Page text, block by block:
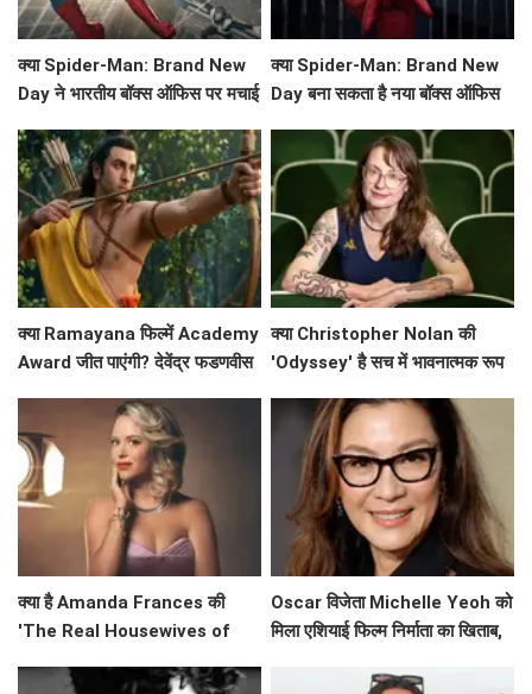
क्या Spider-Man: Brand New
Day ने भारतीय बॉक्स ऑफिस पर मचाई
क्या Spider-Man: Brand New
Day बना सकता है नया बॉक्स ऑफिस
क्या Ramayana फिल्में Academy
Award जीत पाएंगी? देवेंद्र फडणवीस
क्या Christopher Nolan की
'Odyssey' है सच में भावनात्मक रूप
समीक्षा
क्या है Amanda Frances की
'The Real Housewives of
Oscar विजेता Michelle Yeoh को
मिला एशियाई फिल्म निर्माता का खिताब,